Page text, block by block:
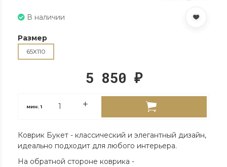
В наличии
Размер
65Х110
5 850 ₽
мин.1
Коврик Букет - классический и элегантный дизайн,
идеально подходит для любого интерьера.
На обратной стороне коврика -